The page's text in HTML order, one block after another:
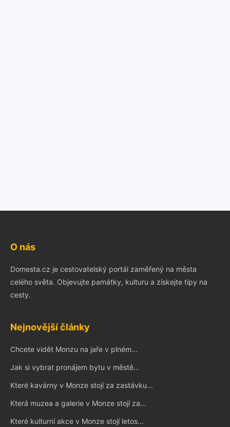
O nás
Domesta.cz je cestovatelský portál zaměřený na města
celého světa. Objevujte památky, kulturu a získejte tipy na
cesty.
Nejnovější články
Chcete vidět Monzu na jaře v plném...
Jak si vybrat pronájem bytu v městě...
Které kavárny v Monze stojí za zastávku...
Která muzea a galerie v Monze stojí za...
Které kulturní akce v Monze stojí letos...